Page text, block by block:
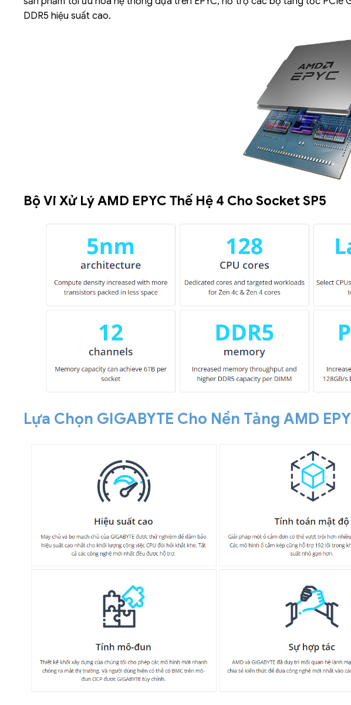
DDR5 hiệu suất cao.
Bộ Vi Xử Lý AMD EPYC Thế Hệ 4 Cho Socket SP5
Lựa Chọn GIGABYTE Cho Nền Tảng AMD